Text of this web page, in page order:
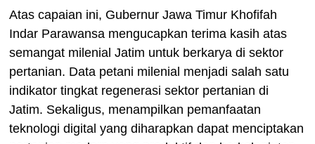
Atas capaian ini, Gubernur Jawa Timur Khofifah
Indar Parawansa mengucapkan terima kasih atas
semangat milenial Jatim untuk berkarya di sektor
pertanian. Data petani milenial menjadi salah satu
indikator tingkat regenerasi sektor pertanian di
Jatim. Sekaligus, menampilkan pemanfaatan
teknologi digital yang diharapkan dapat menciptakan